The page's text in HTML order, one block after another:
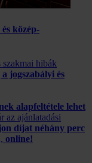
és közép­
szakmai hibák
jogszabályi és
alapfeltétele lehet
az ajánlatadási
díjat néhány perc
online!